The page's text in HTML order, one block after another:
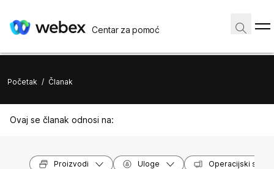
Centar za pomoć
Početak / Članak
Ovaj se članak odnosi na:
Proizvodi Uloge Operacijski